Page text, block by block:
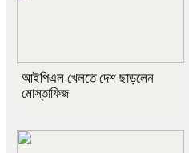
আইপিএল খেলতে দেশ ছাড়লেন
মোস্তাফিজ